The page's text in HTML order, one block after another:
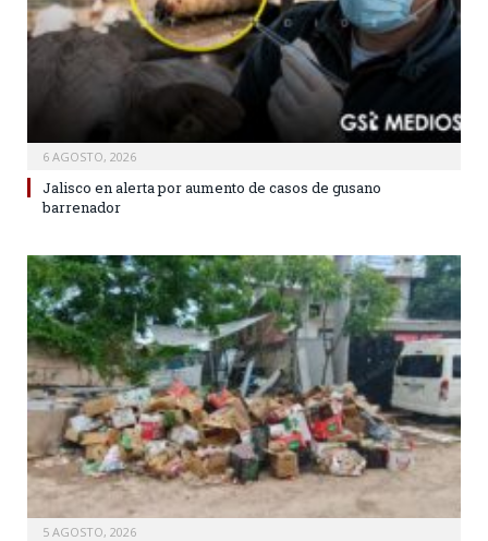
6 AGOSTO, 2026
Jalisco en alerta por aumento de casos de gusano
barrenador
5 AGOSTO, 2026